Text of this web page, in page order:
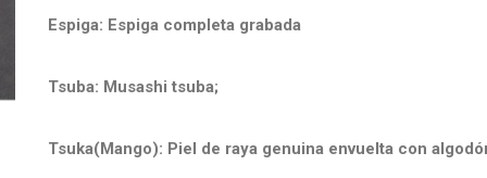
Espiga: Espiga completa grabada
Tsuba: Musashi tsuba;
Tsuka(Mango): Piel de raya genuina envuelta con